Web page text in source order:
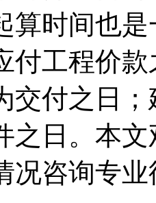
算时间也
付工程价
交付之日
之日。本
况咨询专业